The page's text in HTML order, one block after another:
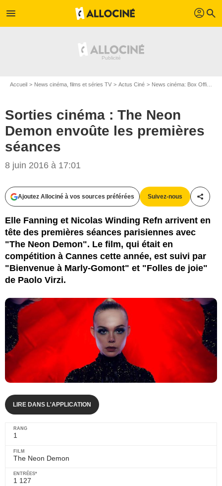
menu profil search
Accueil News cinéma, films et séries TV Actus Ciné News cinéma: Box Office
Sorties cinéma : The Neon
Demon envoûte les premières
séances
8 juin 2016 à 17:01
Ajoutez Allociné à vos sources préférées Suivez-nous
Elle Fanning et Nicolas Winding Refn arrivent en
tête des premières séances parisiennes avec
"The Neon Demon". Le film, qui était en
compétition à Cannes cette année, est suivi par
"Bienvenue à Marly-Gomont" et "Folles de joie"
de Paolo Virzi.
LIRE DANS L'APPLICATION
1
The Neon Demon
1 127